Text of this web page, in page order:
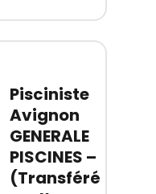
bienfait de l
eau vous
propose
une large
gamme de
produits et
Pisciniste
Avignon
GENERALE
PISCINES –
(Transféré